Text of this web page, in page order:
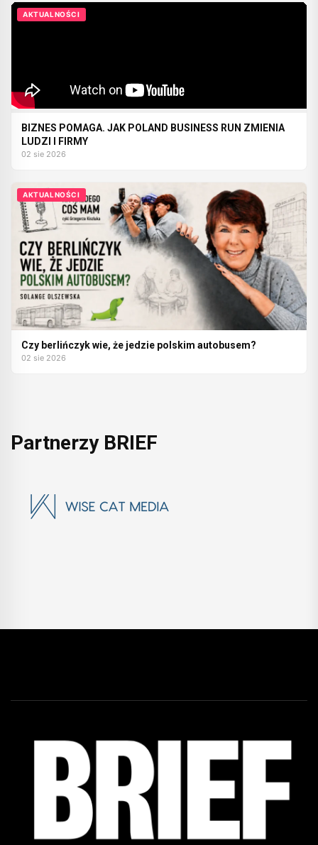
AKTUALNOŚCI
BIZNES POMAGA. JAK POLAND BUSINESS RUN ZMIENIA
LUDZI I FIRMY
02 sie 2026
AKTUALNOŚCI
Czy berlińczyk wie, że jedzie polskim autobusem?
02 sie 2026
Partnerzy BRIEF